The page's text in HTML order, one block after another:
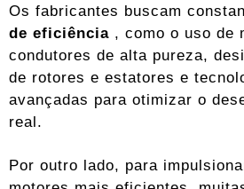
Os fabricantes buscam
de eficiência , como o uso de
condutores de alta pureza,
de rotores e estatores e
avançadas para otimizar o
real.
Por outro lado, para